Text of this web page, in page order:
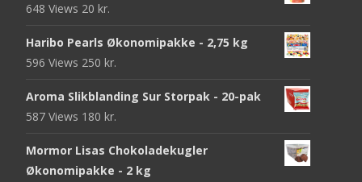
648 Views 20 kr.
Haribo Pearls Økonomipakke - 2,75 kg
596 Views 250 kr.
Aroma Slikblanding Sur Storpak - 20-pak
587 Views 180 kr.
Mormor Lisas Chokoladekugler
Økonomipakke - 2 kg